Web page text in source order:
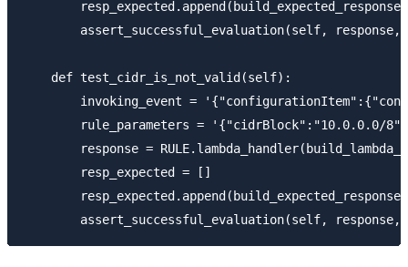
assert_successful_evaluation(self, response,
    def test_cidr_is_not_valid(self):
invoking_event =
rule_parameters = '{"cidrBlock":"10.0.0.0/
response =
        resp_expected = []